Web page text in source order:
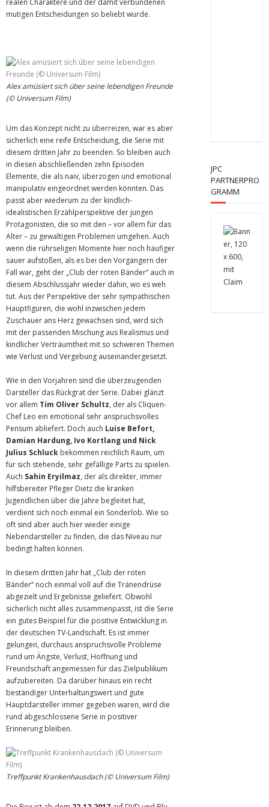
realen Charaktere und der damit verbundenen
mutigen Entscheidungen so beliebt wurde.
Alex amüsiert sich über seine lebendigen Freunde
(© Universum Film)
Um das Konzept nicht zu überreizen, war es aber
sicherlich eine reife Entscheidung, die Serie mit
diesem dritten Jahr zu beenden. So bleiben auch
in diesen abschließenden zehn Episoden
Elemente, die als naiv, überzogen und emotional
manipulativ eingeordnet werden könnten. Das
passt aber wiederum zu der kindlich-
idealistischen Erzählperspektive der jungen
Protagonisten, die so mit den – vor allem für das
Alter – zu gewaltigen Problemen umgehen. Auch
wenn die rührseligen Momente hier noch häufiger
sauer aufstoßen, als es bei den Vorgängern der
Fall war, geht der „Club der roten Bänder“ auch in
diesem Abschlussjahr wieder dahin, wo es weh
tut. Aus der Perspektive der sehr sympathischen
Hauptfiguren, die wohl inzwischen jedem
Zuschauer ans Herz gewachsen sind, wird sich
mit der passenden Mischung aus Realismus und
kindlicher Verträumtheit mit so schweren Themen
wie Verlust und Vergebung auseinandergesetzt.
Wie in den Vorjahren sind die überzeugenden
Darsteller das Rückgrat der Serie. Dabei glänzt
vor allem Tim Oliver Schultz, der als Cliquen-
Chef Leo ein emotional sehr anspruchsvolles
Pensum abliefert. Doch auch Luise Befort,
Damian Hardung, Ivo Kortlang und Nick
Julius Schluck bekommen reichlich Raum, um
für sich stehende, sehr gefällige Parts zu spielen.
Auch Sahin Eryilmaz, der als direkter, immer
hilfsbereiter Pfleger Dietz die kranken
Jugendlichen über die Jahre begleitet hat,
verdient sich noch einmal ein Sonderlob. Wie so
oft sind aber auch hier wieder einige
Nebendarsteller zu finden, die das Niveau nur
bedingt halten können.
In diesem dritten Jahr hat „Club der roten
Bänder“ noch einmal voll auf die Tränendrüse
abgezielt und Ergebnisse geliefert. Obwohl
sicherlich nicht alles zusammenpasst, ist die Serie
ein gutes Beispiel für die positive Entwicklung in
der deutschen TV-Landschaft. Es ist immer
gelungen, durchaus anspruchsvolle Probleme
rund um Ängste, Verlust, Hoffnung und
Freundschaft angemessen für das Zielpublikum
aufzubereiten. Da darüber hinaus ein recht
beständiger Unterhaltungswert und gute
Hauptdarsteller immer gegeben waren, wird die
rund abgeschlossene Serie in positiver
Erinnerung bleiben.
Treffpunkt Krankenhausdach (© Universum Film)
JPC
PARTNERPRO
GRAMM